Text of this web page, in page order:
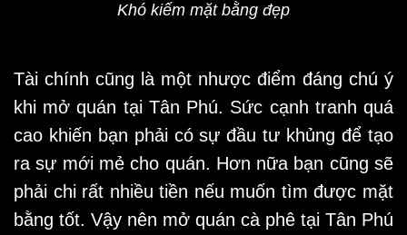
Khó kiếm mặt bằng đẹp
Tài chính cũng là một nhược điểm đáng chú ý
khi mở quán tại Tân Phú. Sức cạnh tranh quá
cao khiến bạn phải có sự đầu tư khủng để tạo
ra sự mới mẻ cho quán. Hơn nữa bạn cũng sẽ
phải chi rất nhiều tiền nếu muốn tìm được mặt
bằng tốt. Vậy nên mở quán cà phê tại Tân Phú